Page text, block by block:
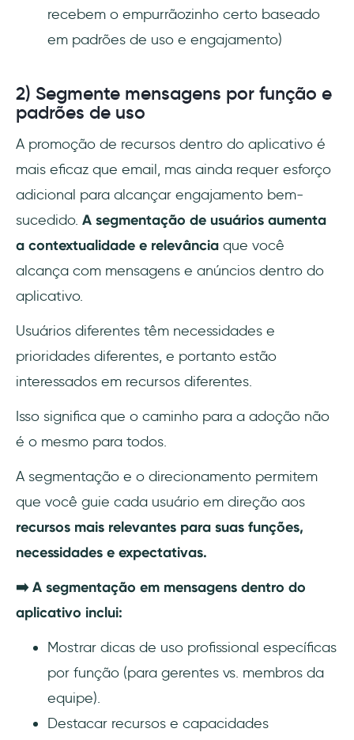
recebem o empurrãozinho certo baseado
em padrões de uso e engajamento)
2) Segmente mensagens por função e
padrões de uso
A promoção de recursos dentro do aplicativo é
mais eficaz que email, mas ainda requer esforço
adicional para alcançar engajamento bem-
sucedido. A segmentação de usuários aumenta
a contextualidade e relevância que você
alcança com mensagens e anúncios dentro do
aplicativo.
Usuários diferentes têm necessidades e
prioridades diferentes, e portanto estão
interessados em recursos diferentes.
Isso significa que o caminho para a adoção não
é o mesmo para todos.
A segmentação e o direcionamento permitem
que você guie cada usuário em direção aos
recursos mais relevantes para suas funções,
necessidades e expectativas.
➡️ A segmentação em mensagens dentro do
aplicativo inclui:
Mostrar dicas de uso profissional específicas
por função (para gerentes vs. membros da
equipe).
Destacar recursos e capacidades